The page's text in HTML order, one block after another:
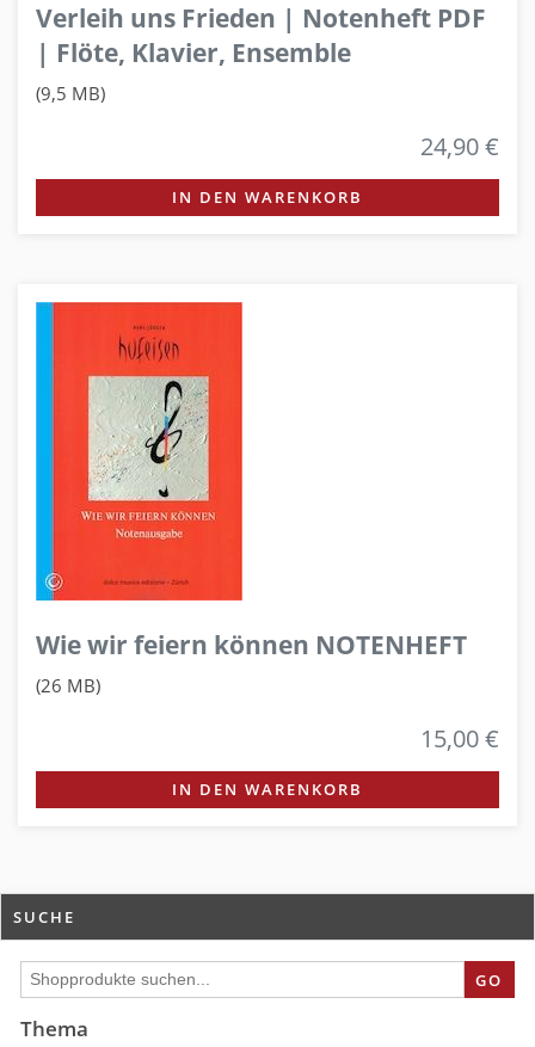
Verleih uns Frieden | Notenheft PDF
| Flöte, Klavier, Ensemble
(9,5 MB)
24,90 €
IN DEN WARENKORB
Wie wir feiern können NOTENHEFT
(26 MB)
15,00 €
IN DEN WARENKORB
SUCHE
GO
Thema